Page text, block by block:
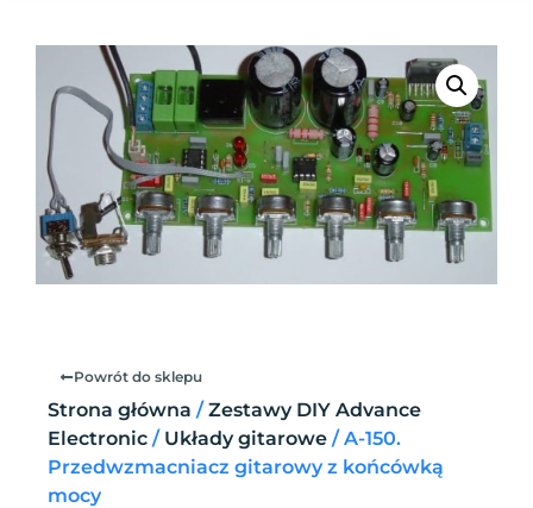
Powrót do sklepu
Strona główna /Zestawy DIY Advance
Electronic / Układy gitarowe / A-150.
Przedwzmacniacz gitarowy z końcówką
mocy